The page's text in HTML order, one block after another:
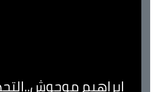
ابراهيم